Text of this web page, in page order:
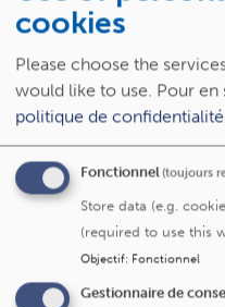
en chambre
maman est
individuelle.
La fratrie est la
20h30.
Soins intensifs M et
Pathologies
1 et CVI 2 - Soins
14h00 à 15h00 et
cookies
Please choose the
would like to use. Pour en
politique de confidentialité
Fonctionnel(toujours
Store data (e.g.
(required to use this
Objectif: Fonctionnel
Gestionnaire de